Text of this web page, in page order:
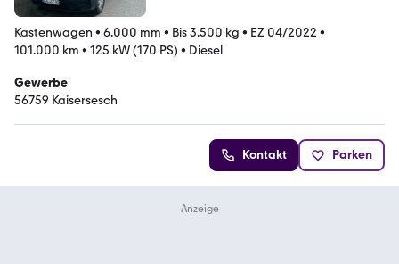
Kastenwagen • 6.000 mm • Bis 3.500 kg • EZ 04/2022 •
101.000 km • 125 kW (170 PS) • Diesel
Gewerbe
56759 Kaisersesch
Kontakt Parken